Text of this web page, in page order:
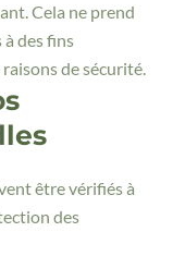
Cela ne prend
à des fins
de sécurité.
être vérifiés à
des